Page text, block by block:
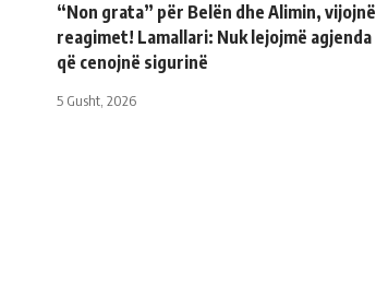
“Non grata” për Belën dhe Alimin, vijojnë
reagimet! Lamallari: Nuk lejojmë agjenda
që cenojnë sigurinë
5 Gusht, 2026